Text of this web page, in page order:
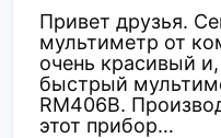
Привет друзья.
мультиметр от
очень красивый
быстрый
RM406B.
этот прибор…